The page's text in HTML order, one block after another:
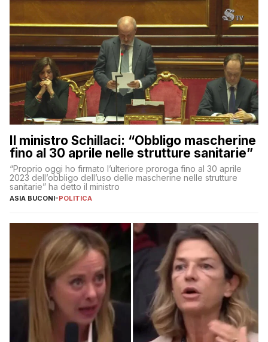
Il ministro Schillaci: “Obbligo mascherine
fino al 30 aprile nelle strutture sanitarie”
“Proprio oggi ho firmato l’ulteriore proroga fino al 30 aprile
2023 dell’obbligo dell’uso delle mascherine nelle strutture
sanitarie” ha detto il ministro
ASIA BUCONI-POLITICA